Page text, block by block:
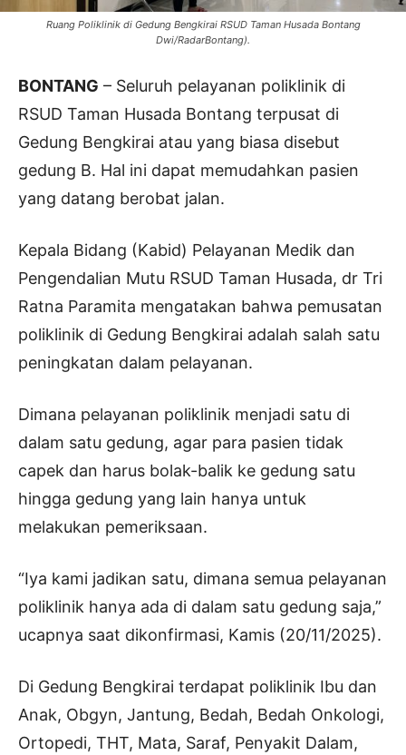
Ruang Poliklinik di Gedung Bengkirai RSUD Taman Husada Bontang
Dwi/RadarBontang).
BONTANG – Seluruh pelayanan poliklinik di
RSUD Taman Husada Bontang terpusat di
Gedung Bengkirai atau yang biasa disebut
gedung B. Hal ini dapat memudahkan pasien
yang datang berobat jalan.
Kepala Bidang (Kabid) Pelayanan Medik dan
Pengendalian Mutu RSUD Taman Husada, dr Tri
Ratna Paramita mengatakan bahwa pemusatan
poliklinik di Gedung Bengkirai adalah salah satu
peningkatan dalam pelayanan.
Dimana pelayanan poliklinik menjadi satu di
dalam satu gedung, agar para pasien tidak
capek dan harus bolak-balik ke gedung satu
hingga gedung yang lain hanya untuk
melakukan pemeriksaan.
“Iya kami jadikan satu, dimana semua pelayanan
poliklinik hanya ada di dalam satu gedung saja,”
ucapnya saat dikonfirmasi, Kamis (20/11/2025).
Di Gedung Bengkirai terdapat poliklinik Ibu dan
Anak, Obgyn, Jantung, Bedah, Bedah Onkologi,
Ortopedi, THT, Mata, Saraf, Penyakit Dalam,